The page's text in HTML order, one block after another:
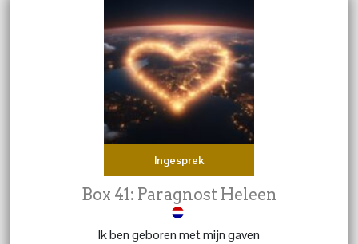
Ingesprek
Box 41: Paragnost Heleen
Ik ben geboren met mijn gaven